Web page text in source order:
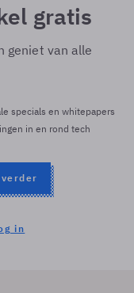
gratis
geniet van alle
specials en whitepapers
in en rond tech
in